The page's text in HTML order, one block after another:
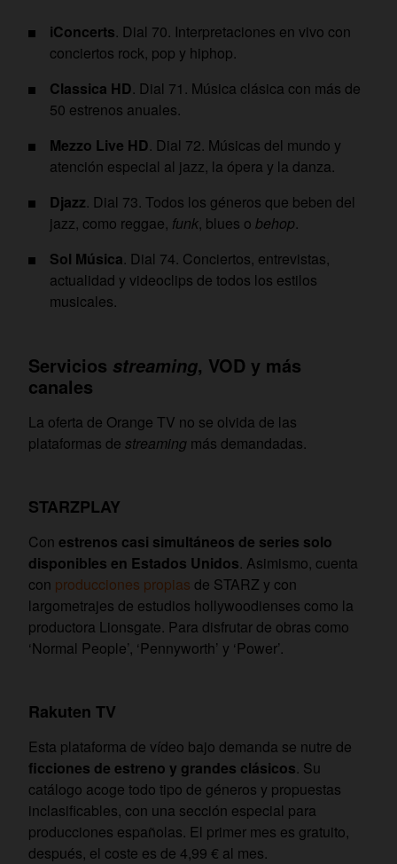
iConcerts. Dial 70. Interpretaciones en vivo con
conciertos rock, pop y hiphop.
Classica HD. Dial 71. Música clásica con más de
50 estrenos anuales.
Mezzo Live HD. Dial 72. Músicas del mundo y
atención especial al jazz, la ópera y la danza.
Djazz. Dial 73. Todos los géneros que beben del
jazz, como reggae, funk, blues o behop.
Sol Música. Dial 74. Conciertos, entrevistas,
actualidad y videoclips de todos los estilos
musicales.
Servicios streaming, VOD y más
canales
La oferta de Orange TV no se olvida de las
plataformas de streaming más demandadas.
STARZPLAY
Con estrenos casi simultáneos de series solo
disponibles en Estados Unidos. Asimismo, cuenta
con producciones propias de STARZ y con
largometrajes de estudios hollywoodienses como la
productora Lionsgate. Para disfrutar de obras como
‘Normal People’, ‘Pennyworth’ y ‘Power’.
Rakuten TV
Esta plataforma de vídeo bajo demanda se nutre de
ficciones de estreno y grandes clásicos. Su
catálogo acoge todo tipo de géneros y propuestas
inclasificables, con una sección especial para
producciones españolas. El primer mes es gratuito,
después, el coste es de 4,99 € al mes.